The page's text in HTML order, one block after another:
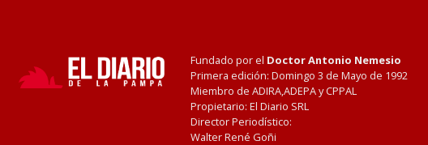
Fundado por el Doctor Antonio Nemesio
Primera edición: Domingo 3 de Mayo de 1992
Miembro de ADIRA,ADEPA y CPPAL
Propietario: El Diario SRL
Director Periodístico:
Walter René Goñi